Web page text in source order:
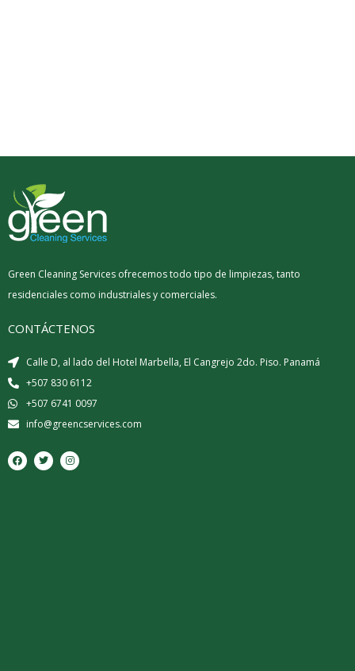
Green Cleaning Services ofrecemos todo tipo de limpiezas, tanto
residenciales como industriales y comerciales.
CONTÁCTENOS
Calle D, al lado del Hotel Marbella, El Cangrejo 2do. Piso. Panamá
+507 830 6112
+507 6741 0097
info@greencservices.com
F
a
c
T
w
i
I
n
s